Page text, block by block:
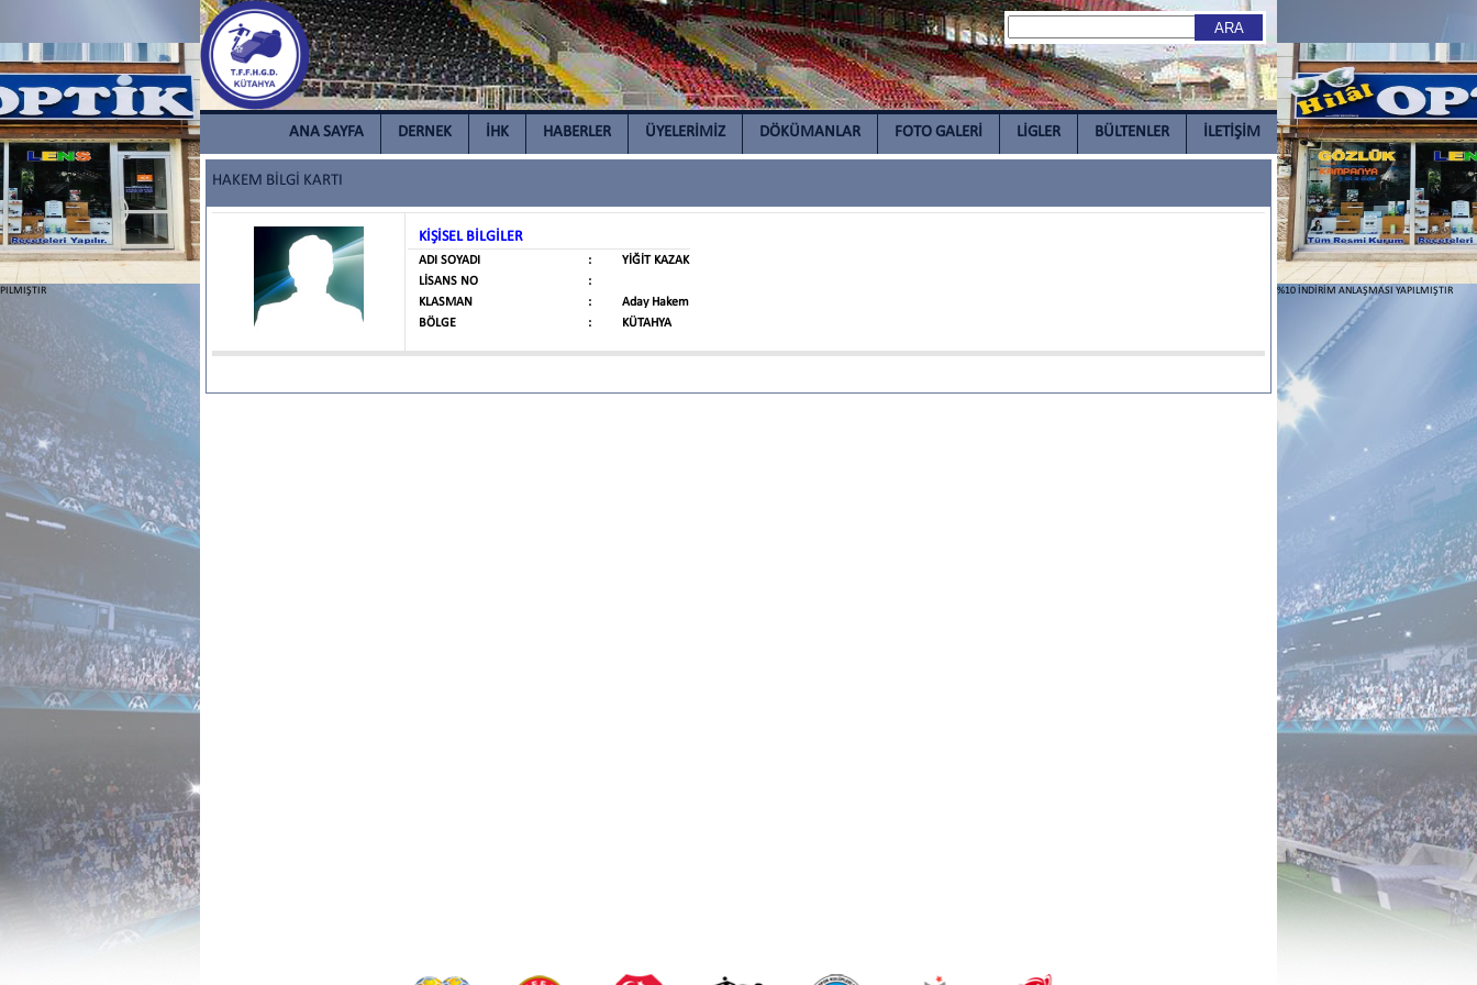
ANA SAYFA DERNEK İHK HABERLER ÜYELERİMİZ DÖKÜMANLAR FOTO GALERİ LİGLER BÜLTENLER İLETİŞİM
HAKEM BİLGİ KARTI
KİŞİSEL BİLGİLER
ADI SOYADI :
YİĞİT KAZAK
LİSANS NO
:
KLASMAN
:
Aday Hakem
BÖLGE
: KÜTAHYA
%10 İNDİRİM ANLAŞMASI YAPILMIŞTIR